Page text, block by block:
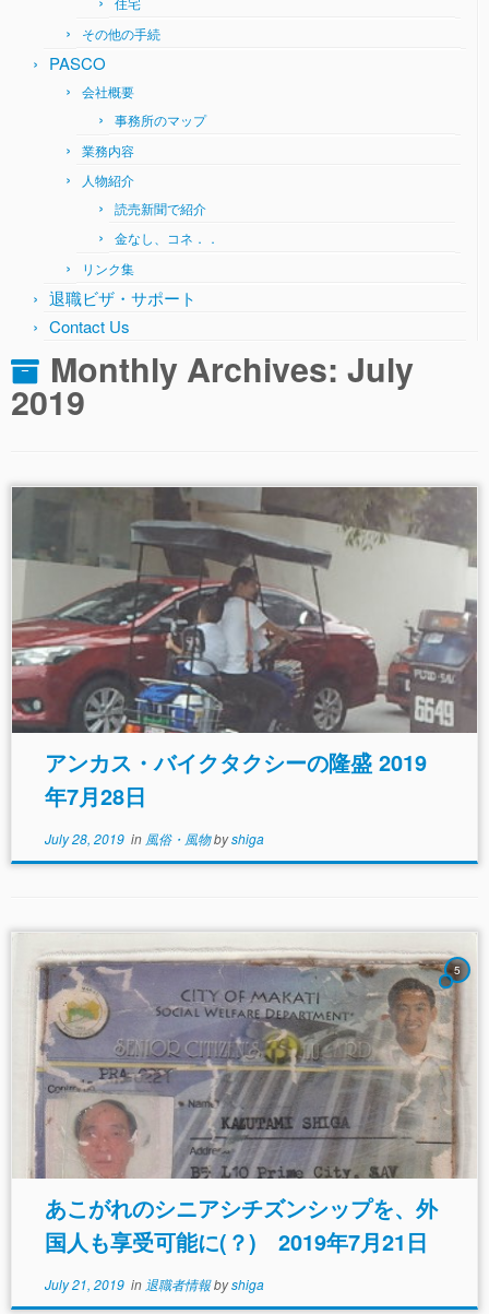
その他の手続
PASCO
会社概要
事務所のマップ
業務内容
人物紹介
読売新聞で紹介
金なし、コネ．．
リンク集
退職ビザ・サポート
Contact Us
Monthly Archives: July
2019
アンカス・バイクタクシーの隆盛 2019
年7月28日
July 28, 2019in 風俗・風物byshiga
5
あこがれのシニアシチズンシップを、外
国人も享受可能に(？) 2019年7月21日
July 21, 2019in 退職者情報byshiga